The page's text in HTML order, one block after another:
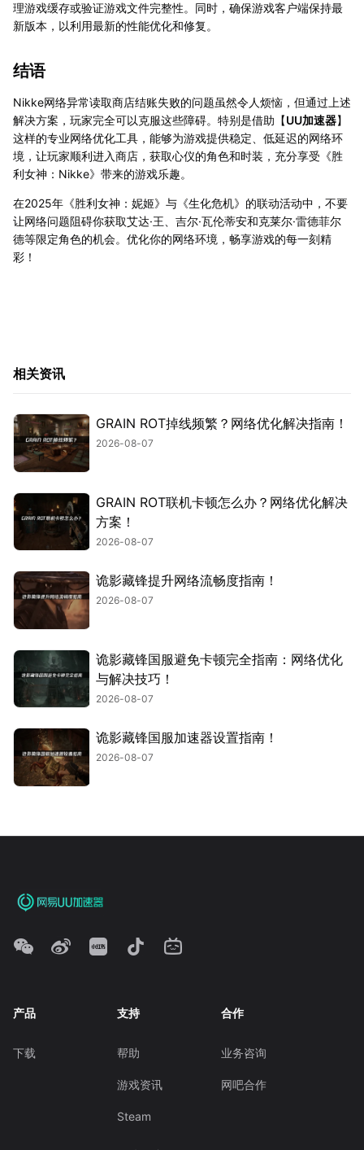
理游戏缓存或验证游戏文件完整性。同时，确保游戏客户端保持最
新版本，以利用最新的性能优化和修复。
结语
Nikke网络异常读取商店结账失败的问题虽然令人烦恼，但通过上述
解决方案，玩家完全可以克服这些障碍。特别是借助【UU加速器】
这样的专业网络优化工具，能够为游戏提供稳定、低延迟的网络环
境，让玩家顺利进入商店，获取心仪的角色和时装，充分享受《胜
利女神：Nikke》带来的游戏乐趣。
在2025年《胜利女神：妮姬》与《生化危机》的联动活动中，不要
让网络问题阻碍你获取艾达·王、吉尔·瓦伦蒂安和克莱尔·雷德菲尔
德等限定角色的机会。优化你的网络环境，畅享游戏的每一刻精
彩！
相关资讯
GRAIN ROT掉线频繁？网络优化解决指南！
2026-08-07
GRAIN ROT联机卡顿怎么办？网络优化解决
方案！
2026-08-07
诡影藏锋提升网络流畅度指南！
2026-08-07
诡影藏锋国服避免卡顿完全指南：网络优化
与解决技巧！
2026-08-07
诡影藏锋国服加速器设置指南！
2026-08-07
产品
下载
支持
帮助
游戏资讯
Steam
合作
业务咨询
网吧合作